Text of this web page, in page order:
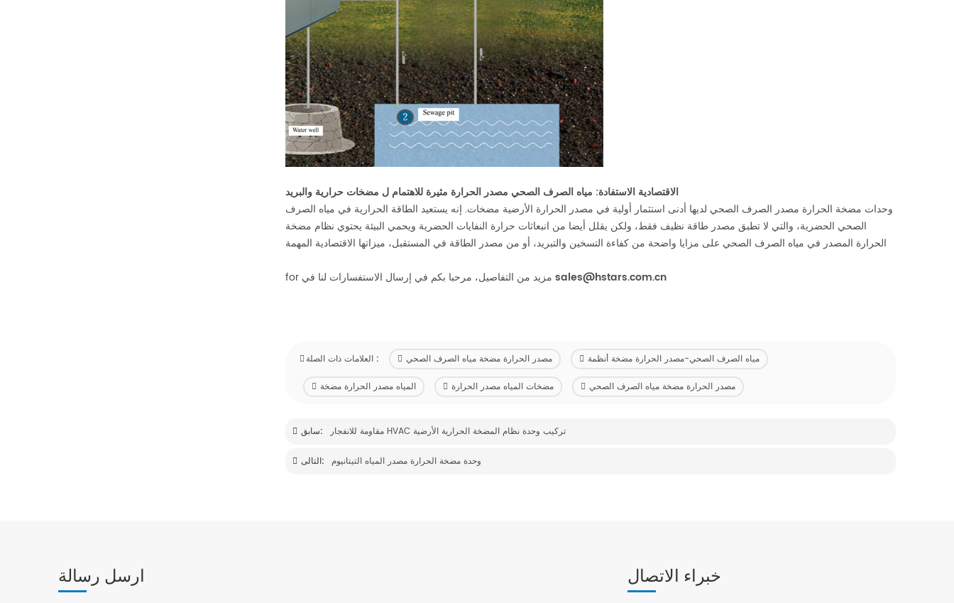
الاقتصادية الاستفادة: مياه الصرف الصحي مصدر الحرارة مثيرة للاهتمام ل مضخات حرارية والبريد
وحدات مضخة الحرارة مصدر الصرف الصحي لديها أدنى استثمار أولية في مصدر الحرارة الأرضية مضخات. إنه يستعيد الطاقة الحرارية في مياه الصرف
الصحي الحضرية، والتي لا تطبق مصدر طاقة نظيف فقط، ولكن يقلل أيضا من انبعاثات حرارة النفايات الحضرية ويحمي البيئة يحتوي نظام مضخة
الحرارة المصدر في مياه الصرف الصحي على مزايا واضحة من كفاءة التسخين والتبريد، أو من مصدر الطاقة في المستقبل، ميزاتها الاقتصادية المهمة
for مزيد من التفاصيل، مرحبا بكم في إرسال الاستفسارات لنا في sales@hstars.com.cn
العلامات ذات الصلة : مصدر الحرارة مضخة مياه الصرف الصحي مياه الصرف الصحي-مصدر الحرارة مضخة أنظمة
المياه مصدر الحرارة مضخة مضخات المياه مصدر الحرارة مصدر الحرارة مضخة مياه الصرف الصحي
سابق: مقاومة للانفجار HVAC تركيب وحدة نظام المضخة الحرارية الأرضية
التالى: وحدة مضخة الحرارة مصدر المياه التيتانيوم
ارسل رسالة خبراء الاتصال